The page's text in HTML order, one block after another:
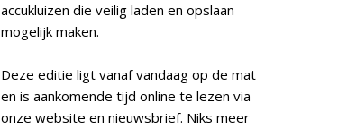
accukluizen die veilig laden en opslaan
mogelijk maken.
Deze editie ligt vanaf vandaag op de mat
en is aankomende tijd online te lezen via
onze website en nieuwsbrief. Niks meer